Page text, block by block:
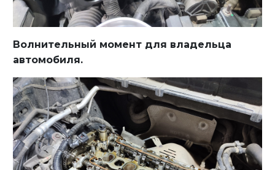
Волнительный момент для владельца
автомобиля.